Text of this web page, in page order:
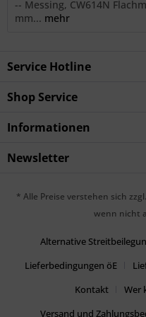
-- Messing, CW614N
mm... mehr
Service Hotline
Shop Service
Informationen
Newsletter
* Alle Preise verstehen sich
wenn nicht
Alternative
Lieferbedingungen öE
Kontakt
Wer
Versand und